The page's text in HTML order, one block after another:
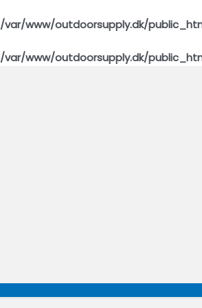
/var/www/outdoorsupply.dk/
/var/www/outdoorsupply.dk/
Menu